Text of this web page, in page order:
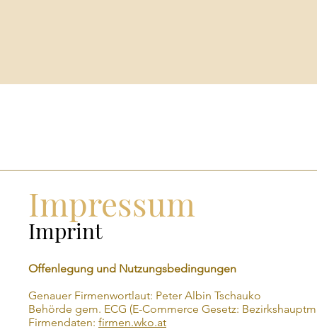
Impressum
Imprint
Offenlegung und Nutzungsbedingungen
Genauer Firmenwortlaut: Peter Albin Tschauko
Behörde gem. ECG (E-Commerce Gesetz:
Firmendaten: firmen.wko.at